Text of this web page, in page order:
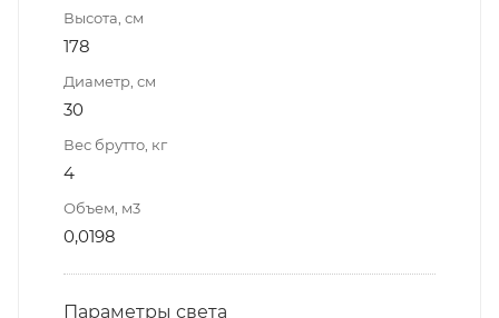
Высота, см
178
Диаметр, см
30
Вес брутто, кг
4
Объем, м3
0,0198
Параметры света